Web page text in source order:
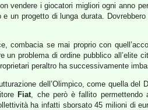
vendere i giocatori migliori ogni anno
un progetto di lunga durata.
combacia se mai proprio con
un problema di ordine pubblico all’elite
peraltro ha successivamente
dell’Olimpico, come quella
Fiat, che però è fallito
ha infatti sborsato 45 milioni di